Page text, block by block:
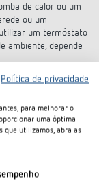
de calor ou um
ou um
um termóstato
ambiente, depende
OpenTherm,
aplicação procura
dispositivo certo
do tempo -
pré-instalados
exibição de texto
através de uma
Política de privacidade
para melhorar o
uma óptima
que utilizamos, abra as